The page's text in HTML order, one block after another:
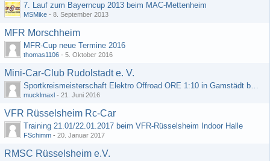
7. Lauf zum Bayerncup 2013 beim MAC-Mettenheim
MSMike - 8. September 2013
MFR Morschheim
MFR-Cup neue Termine 2016
thomas1106 - 5. Oktober 2016
Mini-Car-Club Rudolstadt e. V.
Sportkreismeisterschaft Elektro Offroad ORE 1:10 in Gamstädt bei Erfurt, Outdoor mit Indoor Ausweichmöglichkeit!!!
mucklmaxl - 21. Juni 2016
VFR Rüsselsheim Rc-Car
Training 21.01/22.01.2017 beim VFR-Rüsselsheim Indoor Halle
FSchimm - 20. Januar 2017
RMSC Rüsselsheim e.V.